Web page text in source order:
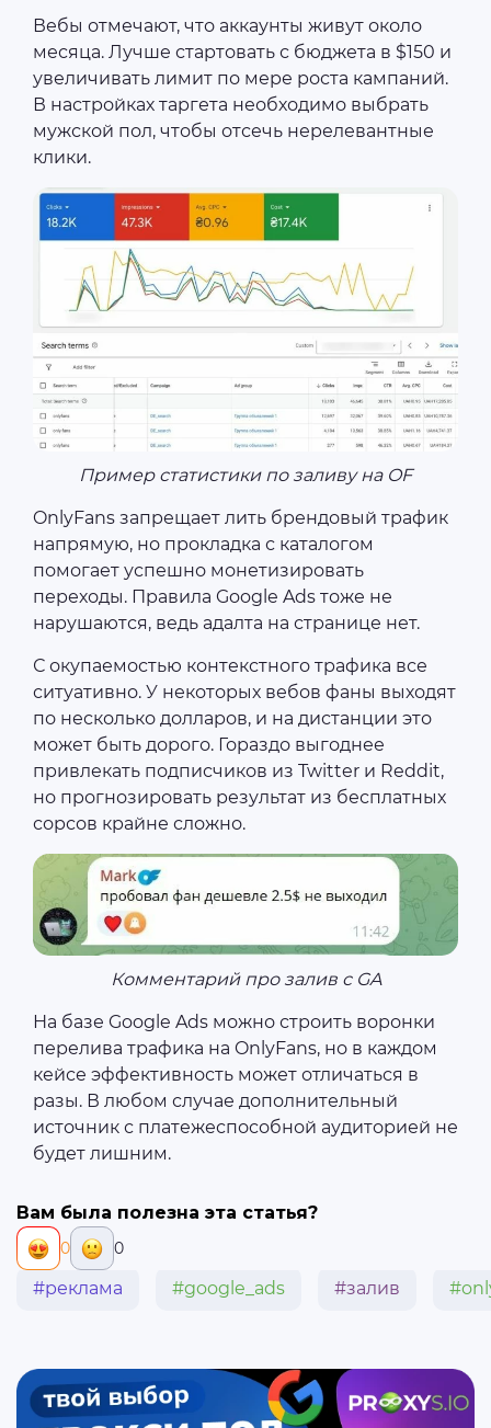
Вебы отмечают, что аккаунты живут около
месяца. Лучше стартовать с бюджета в $150 и
увеличивать лимит по мере роста кампаний.
В настройках таргета необходимо выбрать
мужской пол, чтобы отсечь нерелевантные
клики.
Пример статистики по заливу на OF
OnlyFans запрещает лить брендовый трафик
напрямую, но прокладка с каталогом
помогает успешно монетизировать
переходы. Правила Google Ads тоже не
нарушаются, ведь адалта на странице нет.
С окупаемостью контекстного трафика все
ситуативно. У некоторых вебов фаны выходят
по несколько долларов, и на дистанции это
может быть дорого. Гораздо выгоднее
привлекать подписчиков из Twitter и Reddit,
но прогнозировать результат из бесплатных
сорсов крайне сложно.
Комментарий про залив с GA
На базе Google Ads можно строить воронки
перелива трафика на OnlyFans, но в каждом
кейсе эффективность может отличаться в
разы. В любом случае дополнительный
источник с платежеспособной аудиторией не
будет лишним.
Вам была полезна эта статья?
0 0
#реклама #google_ads #залив